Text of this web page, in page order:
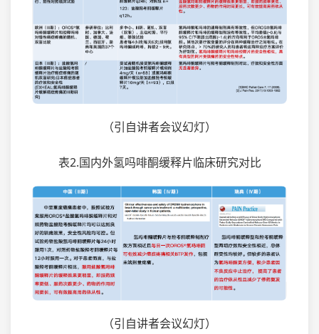
（引自讲者会议幻灯）
表2.国内外氢吗啡酮缓释片临床研究对比
（引自讲者会议幻灯）